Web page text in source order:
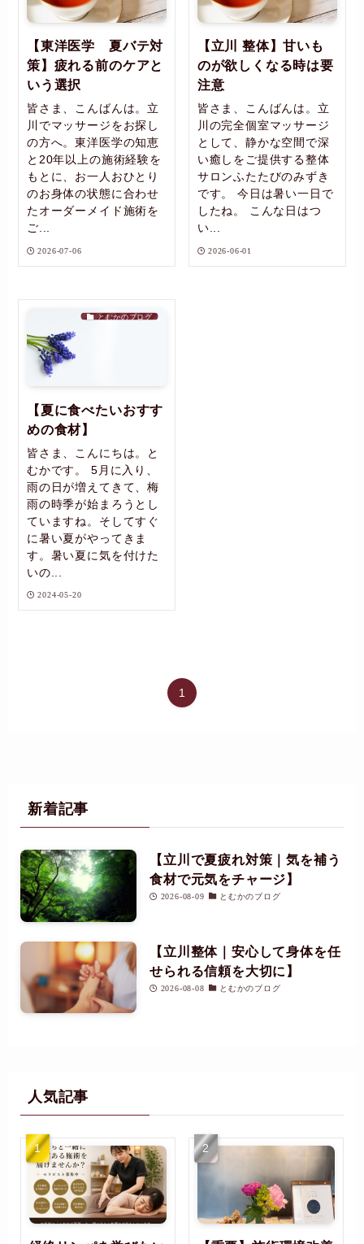
【東洋医学 夏バテ対
策】疲れる前のケアと
いう選択
皆さま、こんばんは。立
川でマッサージをお探し
の方へ。東洋医学の知恵
と20年以上の施術経験を
もとに、お一人おひとり
のお身体の状態に合わせ
たオーダーメイド施術を
ご...
2026-07-06
【立川 整体】甘いも
のが欲しくなる時は要
注意
皆さま、こんばんは。立
川の完全個室マッサージ
として、静かな空間で深
い癒しをご提供する整体
サロンふたたびのみずき
です。 今日は暑い一日で
したね。 こんな日はつ
い...
2026-06-01
とむかのブログ
【夏に食べたいおすす
めの食材】
皆さま、こんにちは。と
むかです。 5月に入り、
雨の日が増えてきて、梅
雨の時季が始まろうとし
ていますね。そしてすぐ
に暑い夏がやってきま
す。暑い夏に気を付けた
いの...
2024-05-20
1
新着記事
【立川で夏疲れ対策｜気を補う
食材で元気をチャージ】
2026-08-09 とむかのブログ
【立川整体｜安心して身体を任
せられる信頼を大切に】
2026-08-08 とむかのブログ
人気記事